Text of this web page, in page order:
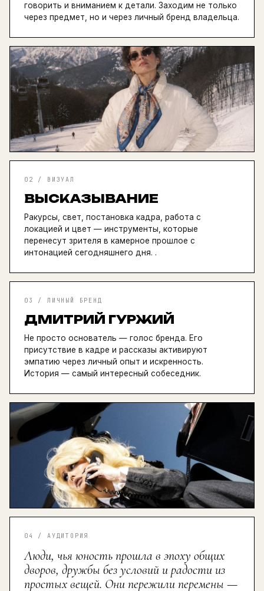
говорить и вниманием к детали. Заходим не только
через предмет, но и через личный бренд владельца.
02 / ВИЗУАЛ
ВЫСКАЗЫВАНИЕ
Ракурсы, свет, постановка кадра, работа с
локацией и цвет — инструменты, которые
перенесут зрителя в камерное прошлое с
интонацией сегодняшнего дня. .
03 / ЛИЧНЫЙ БРЕНД
ДМИТРИЙ ГУРЖИЙ
Не просто основатель — голос бренда. Его
присутствие в кадре и рассказы активируют
эмпатию через личный опыт и искренность.
История — самый интересный собеседник.
04 / АУДИТОРИЯ
Люди, чья юность прошла в эпоху общих
дворов, дружбы без условий и радости из
простых вещей. Они пережили перемены —